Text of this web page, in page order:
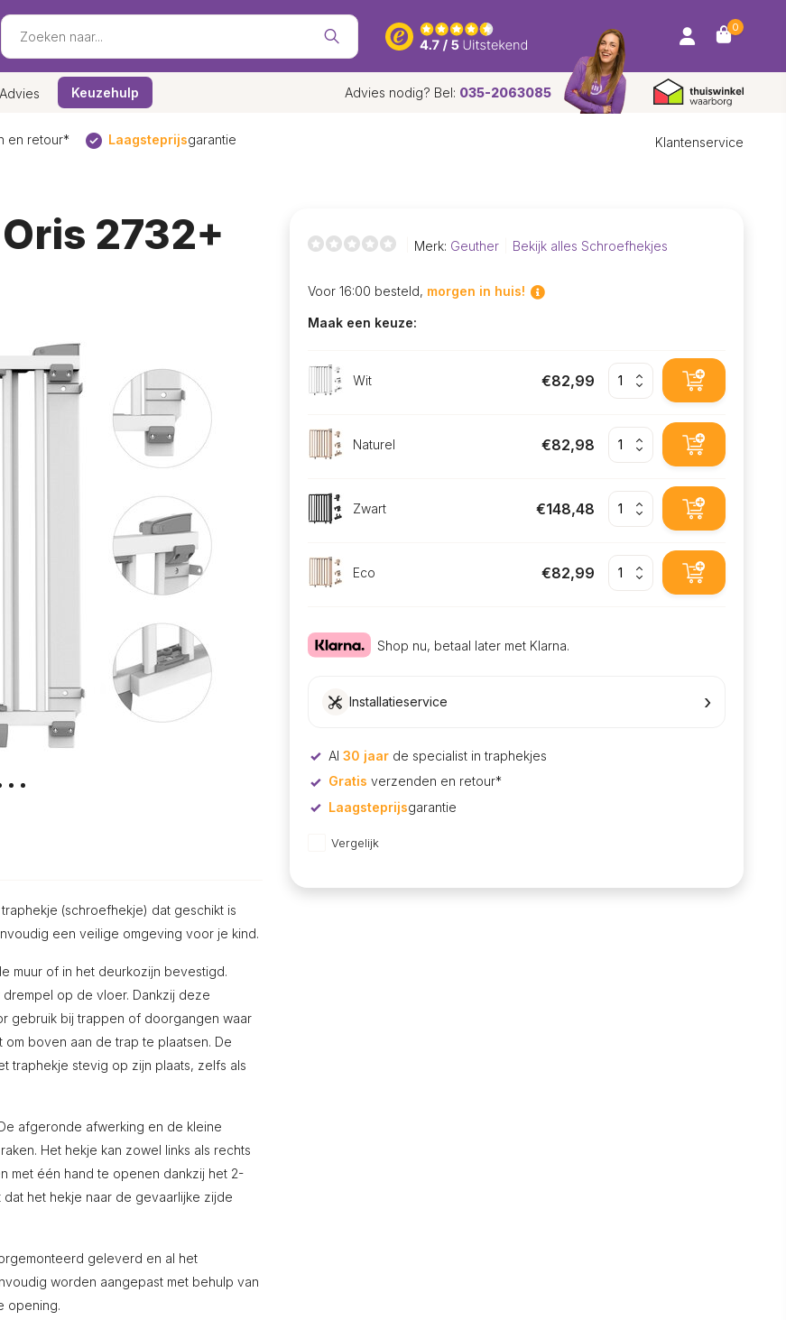
0
Advies Keuzehulp Advies nodig? Bel: 035-2063085
en retour* Laagsteprijsgarantie Klantenservice
2732+
(schroefhekje) dat geschikt is
een veilige omgeving voor je kind.
muur of in het deurkozijn bevestigd.
op de vloer. Dankzij deze
gebruik bij trappen of doorgangen waar
boven aan de trap te plaatsen. De
traphekje stevig op zijn plaats, zelfs als
afgeronde afwerking en de kleine
Het hekje kan zowel links als rechts
met één hand te openen dankzij het 2-
het hekje naar de gevaarlijke zijde
geleverd en al het
worden aangepast met behulp van
opening.
Merk: Geuther Bekijk alles Schroefhekjes
Voor 16:00 besteld, morgen in huis!
Maak een keuze:
Wit €82,99
Naturel €82,98
Zwart €148,48
Eco €82,99
Shop nu, betaal later met Klarna.
Installatieservice ›
Al 30 jaarde specialist in traphekjes
Gratis verzenden en retour*
Laagsteprijsgarantie
Vergelijk